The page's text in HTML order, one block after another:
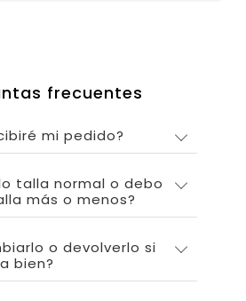
frecuentes
mi pedido?
talla normal o debo
más o menos?
o devolverlo si
bien?